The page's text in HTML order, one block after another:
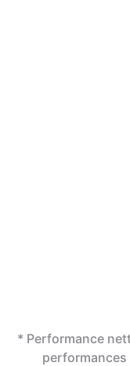
* Performance
performances